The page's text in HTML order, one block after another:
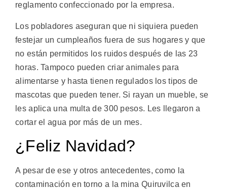
reglamento confeccionado por la empresa.
Los pobladores aseguran que ni siquiera pueden
festejar un cumpleaños fuera de sus hogares y que
no están permitidos los ruidos después de las 23
horas. Tampoco pueden criar animales para
alimentarse y hasta tienen regulados los tipos de
mascotas que pueden tener. Si rayan un mueble, se
les aplica una multa de 300 pesos. Les llegaron a
cortar el agua por más de un mes.
¿Feliz Navidad?
A pesar de ese y otros antecedentes, como la
contaminación en torno a la mina Quiruvilca en